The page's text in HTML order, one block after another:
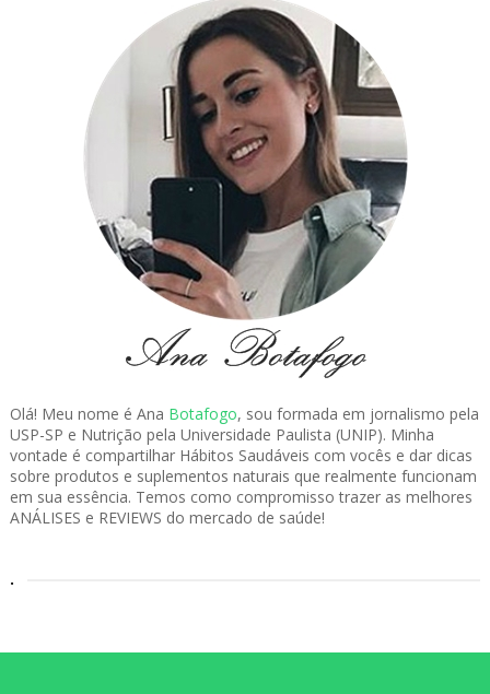
Olá! Meu nome é Ana Botafogo, sou formada em jornalismo pela
USP-SP e Nutrição pela Universidade Paulista (UNIP). Minha
vontade é compartilhar Hábitos Saudáveis com vocês e dar dicas
sobre produtos e suplementos naturais que realmente funcionam
em sua essência. Temos como compromisso trazer as melhores
ANÁLISES e REVIEWS do mercado de saúde!
.